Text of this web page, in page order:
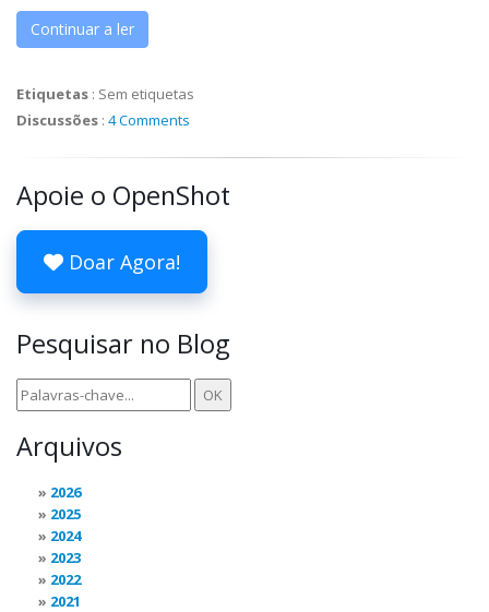
Continuar a ler
Etiquetas : Sem etiquetas
Discussões : 4 Comments
Apoie o OpenShot
Doar Agora!
Pesquisar no Blog
Arquivos
2026
2025
2024
2023
2022
2021